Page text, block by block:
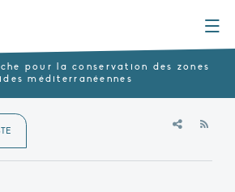
pour la conservation des zones
méditerranéennes